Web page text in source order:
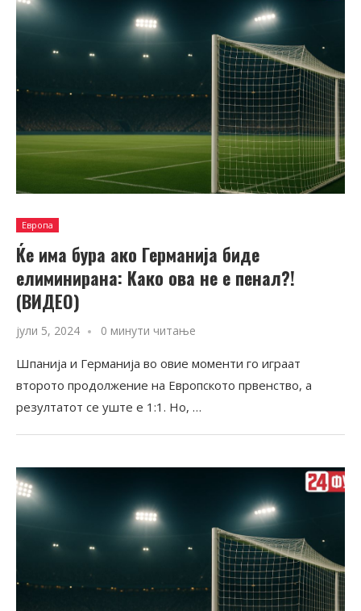
Европа
Ќе има бура ако Германија биде
елиминирана: Како ова не е пенал?!
(ВИДЕО)
јули 5, 2024 0 минути читање
Шпанија и Германија во овие моменти го играат
второто продолжение на Европското првенство, а
резултатот се уште е 1:1. Но, …